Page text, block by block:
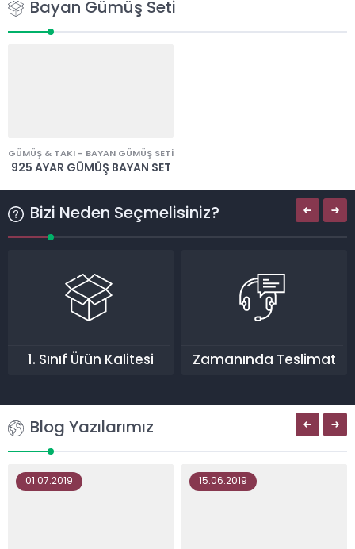
Bayan Gümüş Seti
GÜMÜŞ & TAKI - BAYAN GÜMÜŞ SETI
925 AYAR GÜMÜŞ BAYAN SET
Bizi Neden Seçmelisiniz?
1. Sınıf Ürün Kalitesi Zamanında Teslimat
Blog Yazılarımız
01.07.2019 15.06.2019